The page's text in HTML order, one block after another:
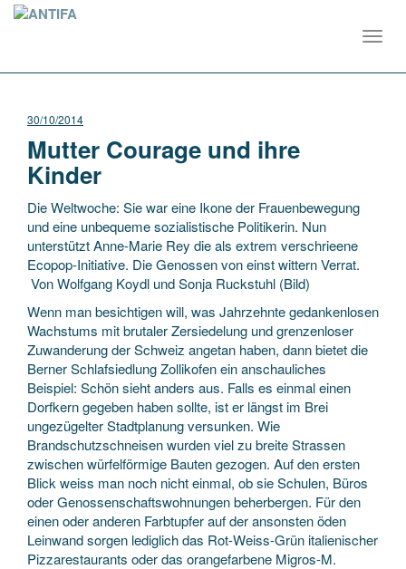
30/10/2014
Mutter Courage und ihre
Kinder
Die Weltwoche: Sie war eine Ikone der Frauenbewegung
und eine unbequeme sozialistische Politikerin. Nun
unterstützt Anne-Marie Rey die als extrem verschrieene
Ecopop-Initiative. Die Genossen von einst wittern Verrat.
Von Wolfgang Koydl und Sonja Ruckstuhl (Bild)
Wenn man besichtigen will, was Jahrzehnte gedankenlosen
Wachstums mit brutaler Zersiedelung und grenzenloser
Zuwanderung der Schweiz angetan haben, dann bietet die
Berner Schlafsiedlung Zollikofen ein anschauliches
Beispiel: Schön sieht anders aus. Falls es einmal einen
Dorfkern gegeben haben sollte, ist er längst im Brei
ungezügelter Stadtplanung versunken. Wie
Brandschutzschneisen wurden viel zu breite Strassen
zwischen würfelförmige Bauten gezogen. Auf den ersten
Blick weiss man noch nicht einmal, ob sie Schulen, Büros
oder Genossenschaftswohnungen beherbergen. Für den
einen oder anderen Farbtupfer auf der ansonsten öden
Leinwand sorgen lediglich das Rot-Weiss-Grün italienischer
Pizzarestaurants oder das orangefarbene Migros-M.